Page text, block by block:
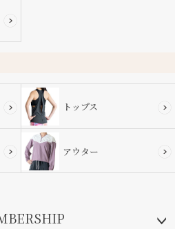
トップス
アウター